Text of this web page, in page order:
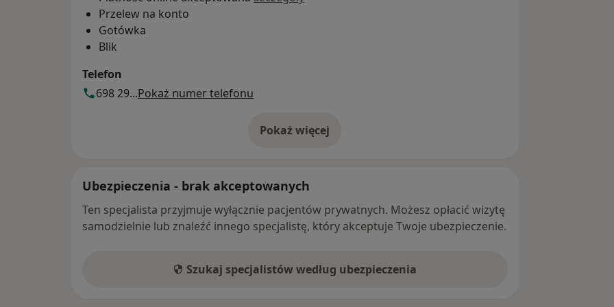
lęk, ataki paniki, depresja, zaburzenia lękowe,
kryzys życiowy, kryzys w związku, kryzys
zawodowy, rozwój osobisty.
Zapraszam
Przelew na konto
Gotówka
Blik
Telefon
698 29...Pokaż numer telefonu
Pokaż więcej
o adresie
Ubezpieczenia - brak akceptowanych
Ten specjalista przyjmuje wyłącznie pacjentów prywatnych. Możesz opłacić wizytę
samodzielnie lub znaleźć innego specjalistę, który akceptuje Twoje ubezpieczenie.
Szukaj specjalistów według ubezpieczenia